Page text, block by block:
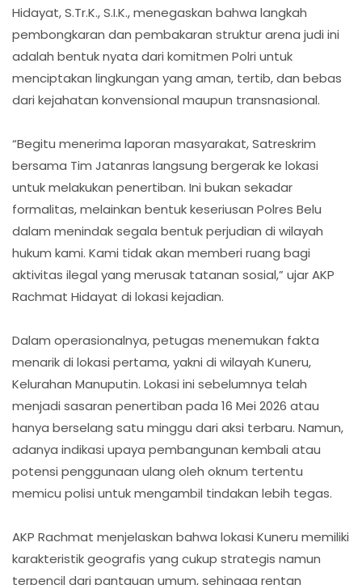
Hidayat, S.Tr.K., S.I.K., menegaskan bahwa langkah
pembongkaran dan pembakaran struktur arena judi ini
adalah bentuk nyata dari komitmen Polri untuk
menciptakan lingkungan yang aman, tertib, dan bebas
dari kejahatan konvensional maupun transnasional.
“Begitu menerima laporan masyarakat, Satreskrim
bersama Tim Jatanras langsung bergerak ke lokasi
untuk melakukan penertiban. Ini bukan sekadar
formalitas, melainkan bentuk keseriusan Polres Belu
dalam menindak segala bentuk perjudian di wilayah
hukum kami. Kami tidak akan memberi ruang bagi
aktivitas ilegal yang merusak tatanan sosial,” ujar AKP
Rachmat Hidayat di lokasi kejadian.
Dalam operasionalnya, petugas menemukan fakta
menarik di lokasi pertama, yakni di wilayah Kuneru,
Kelurahan Manuputin. Lokasi ini sebelumnya telah
menjadi sasaran penertiban pada 16 Mei 2026 atau
hanya berselang satu minggu dari aksi terbaru. Namun,
adanya indikasi upaya pembangunan kembali atau
potensi penggunaan ulang oleh oknum tertentu
memicu polisi untuk mengambil tindakan lebih tegas.
AKP Rachmat menjelaskan bahwa lokasi Kuneru memiliki
karakteristik geografis yang cukup strategis namun
terpencil dari pantauan umum, sehingga rentan